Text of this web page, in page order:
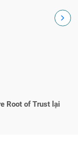
Root of Trust lại